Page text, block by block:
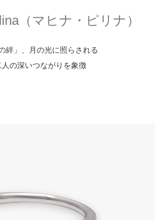
（マヒナ・ピリナ）
の絆」、月の光に照らされる
人の深いつながりを象徴